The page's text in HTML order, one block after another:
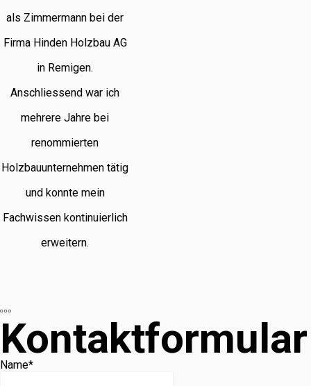
als Zimmermann bei der
Firma Hinden Holzbau AG
in Remigen.
Anschliessend war ich
mehrere Jahre bei
renommierten
Holzbauunternehmen tätig
und konnte mein
Fachwissen kontinuierlich
erweitern.
Kontaktformular
Name*